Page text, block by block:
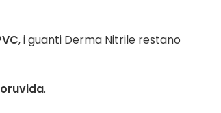
, i guanti Derma Nitrile restano
.